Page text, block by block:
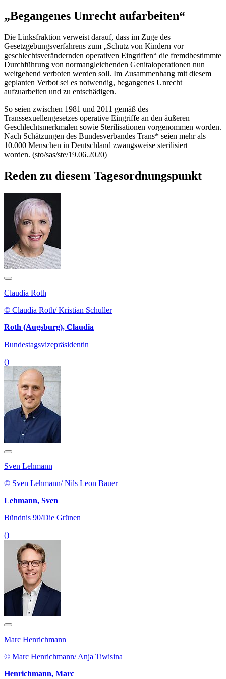
„Begangenes Unrecht aufarbeiten“
Die Linksfraktion verweist darauf, dass im Zuge des
Gesetzgebungsverfahrens zum „Schutz von Kindern vor
geschlechtsverändernden operativen Eingriffen“ die fremdbestimmte
Durchführung von normangleichenden Genitaloperationen nun
weitgehend verboten werden soll. Im Zusammenhang mit diesem
geplanten Verbot sei es notwendig, begangenes Unrecht
aufzuarbeiten und zu entschädigen.
So seien zwischen 1981 und 2011 gemäß des
Transsexuellengesetzes operative Eingriffe an den äußeren
Geschlechtsmerkmalen sowie Sterilisationen vorgenommen worden.
Nach Schätzungen des Bundesverbandes Trans* seien mehr als
10.000 Menschen in Deutschland zwangsweise sterilisiert
worden. (sto/sas/ste/19.06.2020)
Reden zu diesem Tagesordnungspunkt
Claudia Roth
© Claudia Roth/ Kristian Schuller
Roth (Augsburg), Claudia
Bundestagsvizepräsidentin
()
Sven Lehmann
© Sven Lehmann/ Nils Leon Bauer
Lehmann, Sven
Bündnis 90/Die Grünen
()
Marc Henrichmann
© Marc Henrichmann/ Anja Tiwisina
Henrichmann, Marc